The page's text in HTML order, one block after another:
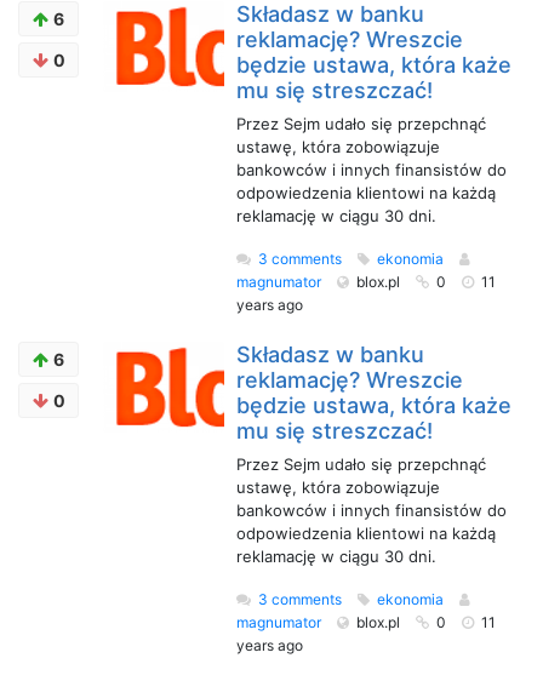
6
0
Składasz w banku
reklamację? Wreszcie
będzie ustawa, która każe
mu się streszczać!
Przez Sejm udało się przepchnąć
ustawę, która zobowiązuje
bankowców i innych finansistów do
odpowiedzenia klientowi na każdą
reklamację w ciągu 30 dni.
3 comments
ekonomia
magnumator
blox.pl 0
11
years ago
6
0
Składasz w banku
reklamację? Wreszcie
będzie ustawa, która każe
mu się streszczać!
Przez Sejm udało się przepchnąć
ustawę, która zobowiązuje
bankowców i innych finansistów do
odpowiedzenia klientowi na każdą
reklamację w ciągu 30 dni.
3 comments
ekonomia
magnumator
blox.pl 0
11
years ago